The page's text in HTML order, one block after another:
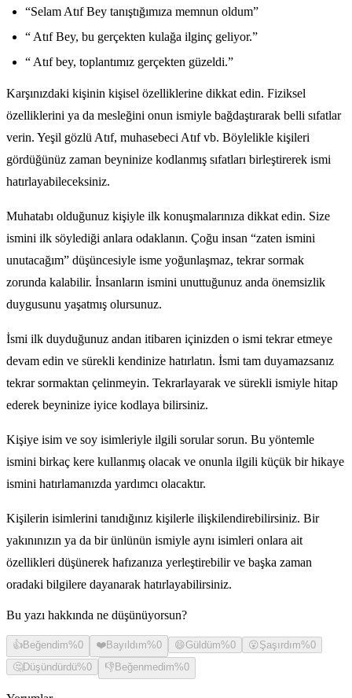
“Selam Atıf Bey tanıştığımıza memnun oldum”
“ Atıf Bey, bu gerçekten kulağa ilginç geliyor.”
“ Atıf bey, toplantımız gerçekten güzeldi.”
Karşınızdaki kişinin kişisel özelliklerine dikkat edin. Fiziksel
özelliklerini ya da mesleğini onun ismiyle bağdaştırarak belli sıfatlar
verin. Yeşil gözlü Atıf, muhasebeci Atıf vb. Böylelikle kişileri
gördüğünüz zaman beyninize kodlanmış sıfatları birleştirerek ismi
hatırlayabileceksiniz.
Muhatabı olduğunuz kişiyle ilk konuşmalarınıza dikkat edin. Size
ismini ilk söylediği anlara odaklanın. Çoğu insan “zaten ismini
unutacağım” düşüncesiyle isme yoğunlaşmaz, tekrar sormak
zorunda kalabilir. İnsanların ismini unuttuğunuz anda önemsizlik
duygusunu yaşatmış olursunuz.
İsmi ilk duyduğunuz andan itibaren içinizden o ismi tekrar etmeye
devam edin ve sürekli kendinize hatırlatın. İsmi tam duyamazsanız
tekrar sormaktan çelinmeyin. Tekrarlayarak ve sürekli ismiyle hitap
ederek beyninize iyice kodlaya bilirsiniz.
Kişiye isim ve soy isimleriyle ilgili sorular sorun. Bu yöntemle
ismini birkaç kere kullanmış olacak ve onunla ilgili küçük bir hikaye
ismini hatırlamanızda yardımcı olacaktır.
Kişilerin isimlerini tanıdığınız kişilerle ilişkilendirebilirsiniz. Bir
yakınınızın ya da bir ünlünün ismiyle aynı isimleri onlara ait
özellikleri düşünerek hafızanıza yerleştirebilir ve başka zaman
oradaki bilgilere dayanarak hatırlayabilirsiniz.
Bu yazı hakkında ne düşünüyorsun?
👍Beğendim%0 ❤️Bayıldım%0 😄Güldüm%0 😮Şaşırdım%0
🤔Düşündürdü%0 👎 Beğenmedim%0